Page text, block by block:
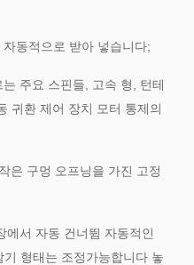
동적으로 받아 넣습니다;
주요 스핀들, 고속 형, 턴테
귀환 제어 장치 모터 통제의
은 구멍 오프닝을 가진 고정
에서 자동 건너뜀 자동적인
형태는 조정가능합니다 놓